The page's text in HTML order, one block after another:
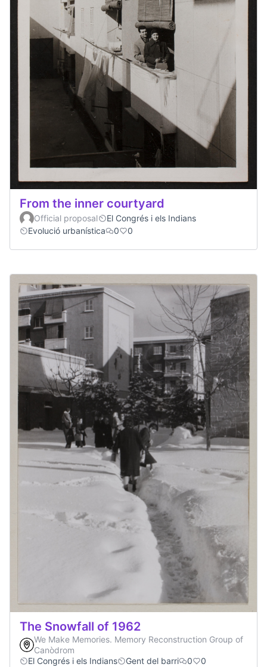
From the inner courtyard
Official proposal
El Congrés i els Indians
Evolució urbanística
0 0
The Snowfall of 1962
We Make Memories. Memory Reconstruction Group of
Canòdrom
El Congrés i els Indians
Gent del barri 0 0